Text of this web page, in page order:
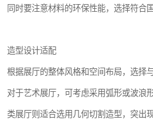
同时要注意材料的环保性能，选择符合
造型设计适配
根据展厅的整体风格和空间布局，选择
对于艺术展厅，可考虑采用弧形或波浪
类展厅则适合选用几何切割造型，突出现